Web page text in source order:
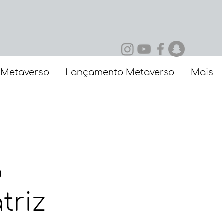
Metaverso Lançamento Metaverso Mais